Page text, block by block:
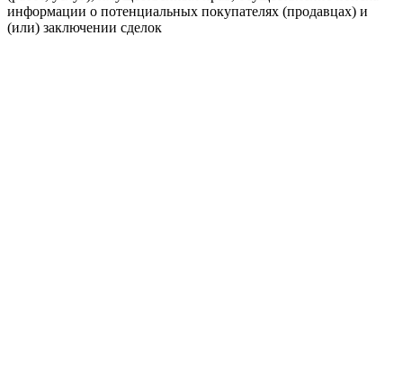
информации о потенциальных покупателях (продавцах) и
(или) заключении сделок